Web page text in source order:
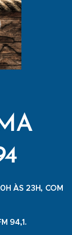
ÀS 23H, COM
94,1.